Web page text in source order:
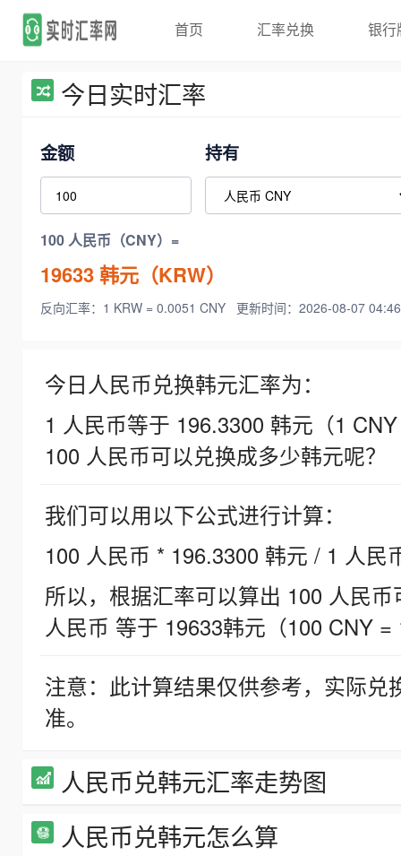
首页 汇率兑换 银行
今日实时汇率
金额 持有
100 人民币（CNY）=
19633韩元（KRW）
反向汇率：1 KRW = 0.0051 CNY 更新时间：2026-08-07
今日人民币兑换韩元汇率为：
1 人民币等于 196.3300 韩元（1
100 人民币可以兑换成多少韩元呢？
我们可以用以下公式进行计算：
100 人民币 * 196.3300 韩元 / 1 人民
所以，根据汇率可以算出 100 人民
人民币 等于 19633韩元（100 CNY =
注意：此计算结果仅供参考，实际
准。
人民币兑韩元汇率走势图
人民币兑韩元怎么算